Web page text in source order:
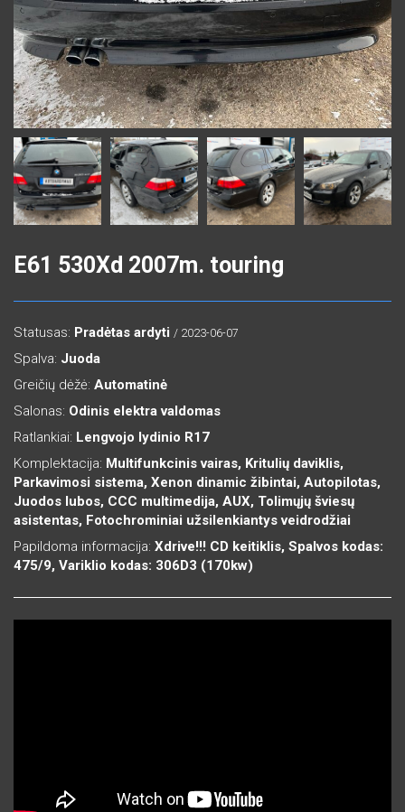
E61 530Xd 2007m. touring
Statusas: Pradėtas ardyti / 2023-06-07
Spalva: Juoda
Greičių dėžė: Automatinė
Salonas: Odinis elektra valdomas
Ratlankiai: Lengvojo lydinio R17
Komplektacija: Multifunkcinis vairas, Kritulių daviklis,
Parkavimosi sistema, Xenon dinamic žibintai, Autopilotas,
Juodos lubos, CCC multimedija, AUX, Tolimųjų šviesų
asistentas, Fotochrominiai užsilenkiantys veidrodžiai
Papildoma informacija: Xdrive!!! CD keitiklis, Spalvos kodas:
475/9, Variklio kodas: 306D3 (170kw)